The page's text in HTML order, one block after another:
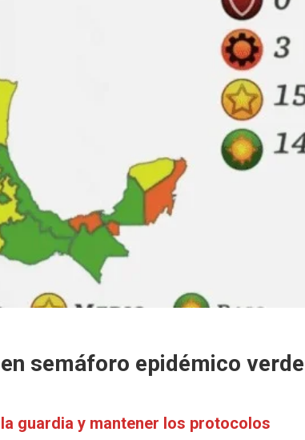
semáforo epidémico verde
guardia y mantener los protocolos